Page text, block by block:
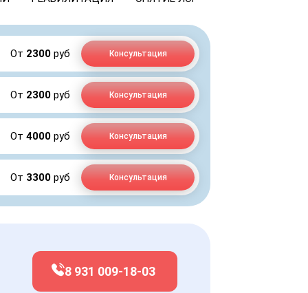
От 2300 руб Консультация
От 2300 руб Консультация
От 4000 руб Консультация
От 3300 руб Консультация
8 931 009-18-03